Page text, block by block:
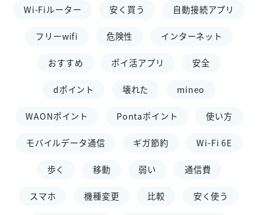
Wi-Fiルーター 安く買う 自動接続アプリ
フリーwifi 危険性 インターネット
おすすめ ポイ活アプリ 安全
dポイント 壊れた mineo
WAONポイント Pontaポイント 使い方
モバイルデータ通信 ギガ節約 Wi-Fi 6E
歩く 移動 弱い 通信費
スマホ 機種変更 比較 安く使う